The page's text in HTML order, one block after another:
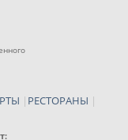
| РЕСТОРАНЫ |